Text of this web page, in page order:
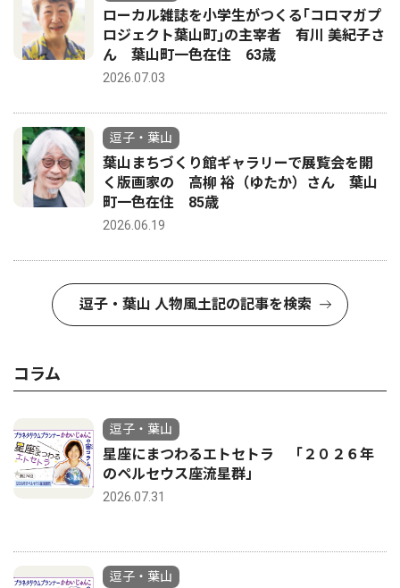
ローカル雑誌を小学生がつくる｢コロマガプ
ロジェクト葉山町｣の主宰者 有川 美紀子さ
ん 葉山町一色在住 63歳
2026.07.03
逗子・葉山
葉山まちづくり館ギャラリーで展覧会を開
く版画家の 高柳 裕（ゆたか）さん 葉山
町一色在住 85歳
2026.06.19
逗子・葉山 人物風土記の記事を検索
コラム
逗子・葉山
星座にまつわるエトセトラ 「２０２６年
のペルセウス座流星群」
2026.07.31
逗子・葉山